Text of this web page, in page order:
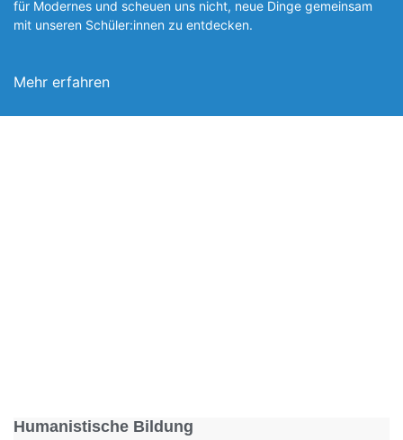
für Modernes und scheuen uns nicht, neue Dinge gemeinsam
mit unseren Schüler:innen zu entde­cken.
Mehr erfahren
Humanistische Bildung